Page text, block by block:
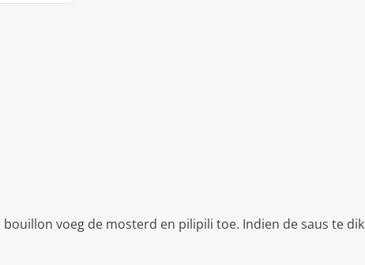
voeg de mosterd en pilipili toe. Indien de saus te dik